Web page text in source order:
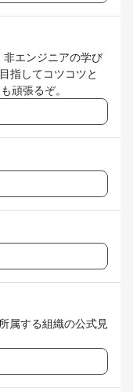
エンジニアの学び
指してコツコツと
頑張るぞ。
属する組織の公式見